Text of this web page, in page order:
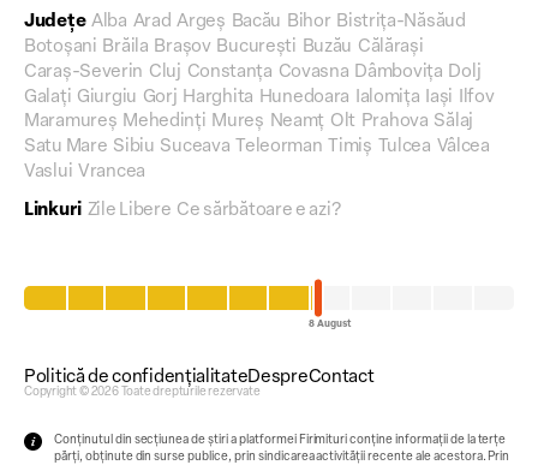
Județe Alba Arad Argeș Bacău Bihor Bistrița-Năsăud
Botoșani Brăila Brașov București Buzău Călărași
Caraș-Severin Cluj Constanța Covasna Dâmbovița Dolj
Galați Giurgiu Gorj Harghita Hunedoara Ialomița Iași
Ilfov
Maramureș Mehedinți Mureș Neamț Olt Prahova Sălaj
Satu Mare Sibiu Suceava Teleorman Timiș Tulcea Vâlcea
Vaslui Vrancea
Linkuri Zile Libere Ce sărbătoare e azi?
Politică de confidențialitateDespreContact
Copyright © 2026 Toate drepturile rezervate
Conținutul din secțiunea de știri a platformei Firimituri conține informații de la terțe
părți, obținute din surse publice, prin sindicarea activității recente ale acestora. Prin